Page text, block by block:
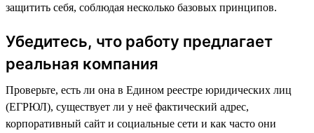
защитить себя, соблюдая несколько базовых принципов.
Убедитесь, что работу предлагает
реальная компания
Проверьте, есть ли она в Едином реестре юридических лиц
(ЕГРЮЛ), существует ли у неё фактический адрес,
корпоративный сайт и социальные сети и как часто они